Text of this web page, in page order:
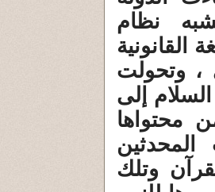
نظام
القانونية
، وتحولت
إلى
محتواها
وتلك